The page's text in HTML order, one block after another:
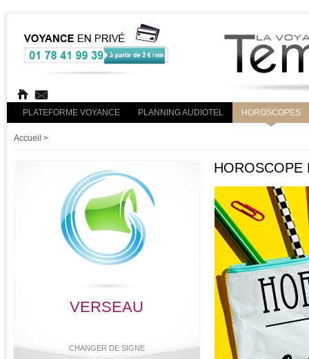
PLATEFORME VOYANCE PLANNING AUDIOTEL HOROSCOPES
Accueil >
VERSEAU
CHANGER DE SIGNE
HOROSCOPE